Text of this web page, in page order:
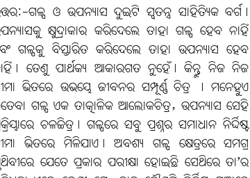
ଗଳ୍ପ ଓ ଉପନ୍ୟାସ ଦୁଇଟି ସ୍ବତନ୍ତ୍ର ସାହିତ୍ୟିକ ବର୍ଗ।
କ୍ଷୁଦ୍ରାକାର କରିଦେଲେ ତାହା ଗଳ୍ପ ହେବ ନାହିଁ
ଗଳ୍ପକୁ ବିସ୍ତାରିତ କରିଦେଲେ ତାହା ଉପନ୍ୟାସ ହେବ
ତେଣୁ ପାର୍ଥକ୍ୟ ଆକାରଗତ ନୁହେଁ। କିନ୍ତୁ ନିଜ ନିଜ
ଭିତରେ ଉଭୟେ ଜୀବନର ସମ୍ପୂର୍ଣ୍ଣ ଚିତ୍ର । ମନେହୁଏ
ଗଳ୍ପ ଏକ ତାତ୍କାଳିକ ଆଲୋକଚିତ୍ର, ଉପନ୍ୟାସ ସେହି
ଚଳଚ୍ଚିତ୍ର। ଗଳ୍ପରେ ସବୁ ପ୍ରଶ୍ନର ସମାଧାନ ନିର୍ଦ୍ଦିଷ୍ଟ
ଭିତରେ ମିଳିଯାଏ। ଅବଶ୍ୟ ଗଳ୍ପ କ୍ଷେତ୍ରରେ ସମଗ୍ର
ଯେତେ ପ୍ରକାର ପରୀକ୍ଷା ହୋଇଛି ସେଥିରେ ତା’ର